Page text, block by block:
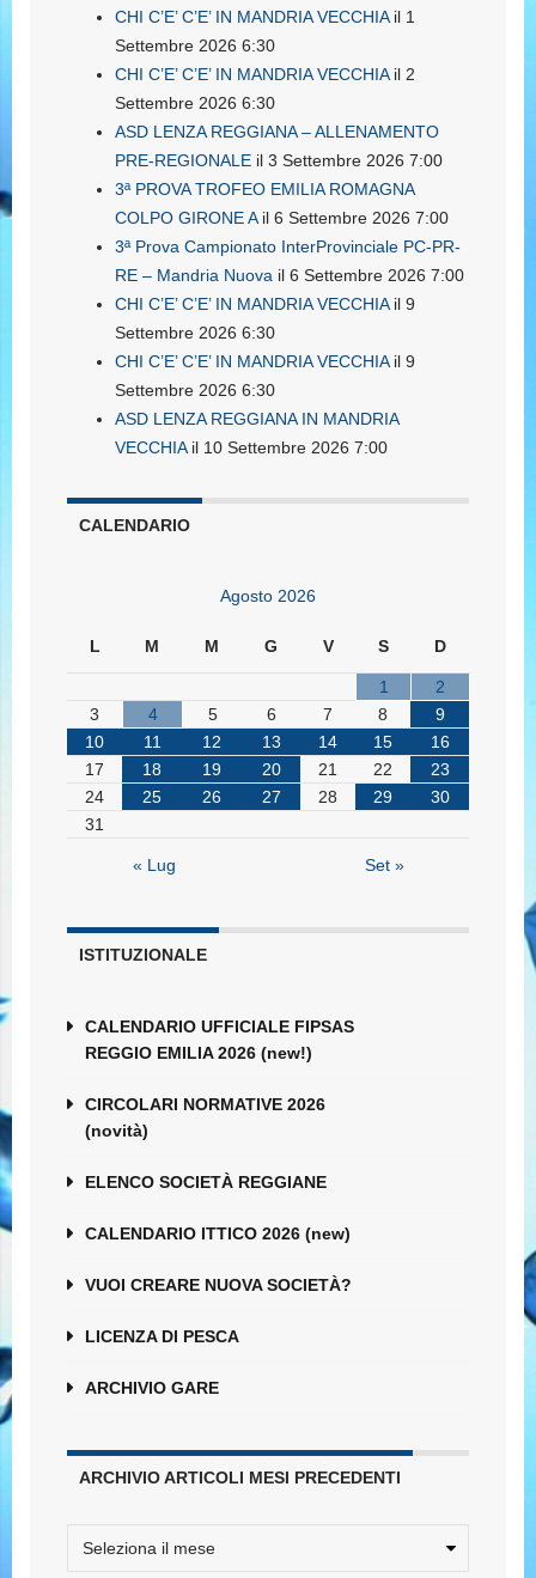
CHI C’E’ C’E’ IN MANDRIA VECCHIAil 1
Settembre 2026 6:30
CHI C’E’ C’E’ IN MANDRIA VECCHIAil 2
Settembre 2026 6:30
ASD LENZA REGGIANA – ALLENAMENTO
PRE-REGIONALE il 3 Settembre 2026 7:00
3ª PROVA TROFEO EMILIA ROMAGNA
COLPO GIRONE Ail 6 Settembre 2026 7:00
3ª Prova Campionato InterProvinciale PC-PR-
RE – Mandria Nuova il 6 Settembre 2026 7:00
CHI C’E’ C’E’ IN MANDRIA VECCHIAil 9
Settembre 2026 6:30
CHI C’E’ C’E’ IN MANDRIA VECCHIAil 9
Settembre 2026 6:30
ASD LENZA REGGIANA IN MANDRIA
VECCHIAil 10 Settembre 2026 7:00
CALENDARIO
Agosto 2026
L M M G V S D
1
2
3
4 5 6 7 8
9
10
11 12 13 14 15
16
17
18 19 20 21 22
23
24
25 26 27 28 29
30
31
« Lug Set »
ISTITUZIONALE
CALENDARIO UFFICIALE FIPSAS
REGGIO EMILIA 2026 (new!)
CIRCOLARI NORMATIVE 2026
(novità)
ELENCO SOCIETÀ REGGIANE
CALENDARIO ITTICO 2026 (new)
VUOI CREARE NUOVA SOCIETÀ?
LICENZA DI PESCA
ARCHIVIO GARE
ARCHIVIO ARTICOLI MESI PRECEDENTI